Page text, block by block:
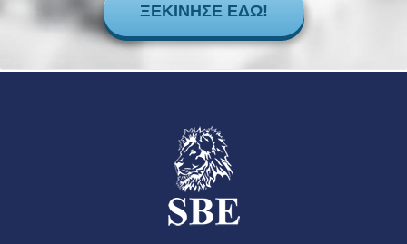
ΞΕΚΊΝΗΣΕ ΕΔΏ!